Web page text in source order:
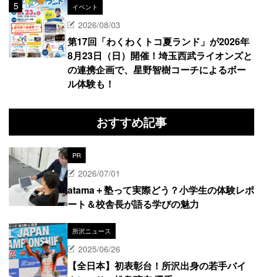
イベント
2026/08/03
第17回「わくわくトコ夏ランド」が2026年
8月23日（日）開催！埼玉西武ライオンズと
の連携企画で、星野智樹コーチによるボー
ル体験も！
おすすめ記事
PR
2026/07/01
atama＋塾って実際どう？小学生の体験レポ
ート＆校舎長が語る学びの魅力
所沢ニュース
2025/06/26
【全日本】初表彰台！所沢出身の若手バイ